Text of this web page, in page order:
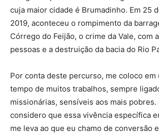
cuja maior cidade é Brumadinho. Em 25
2019, aconteceu o rompimento da
Córrego do Feijão, o crime da Vale, com
pessoas e a destruição da bacia do Rio
Por conta deste percurso, me coloco em
tempo de muitos trabalhos, sempre
missionárias, sensíveis aos mais pobres.
considero que essa vivência específica
me leva ao que eu chamo de conversão